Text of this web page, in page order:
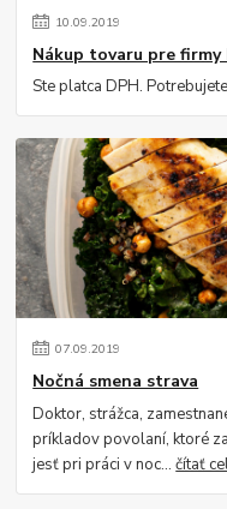
10.09.2019
Nákup tovaru pre firmy
Ste platca DPH.
07.09.2019
Nočná smena strava
Doktor, strážca,
príkladov povolaní, ktoré
jesť pri práci v noc...čítať